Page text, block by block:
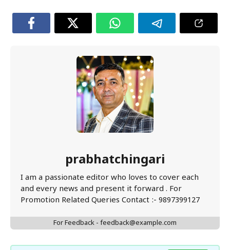
prabhatchingari
I am a passionate editor who loves to cover each
and every news and present it forward . For
Promotion Related Queries Contact :- 9897399127
For Feedback - feedback@example.com